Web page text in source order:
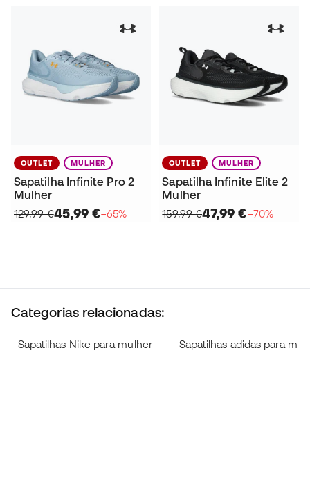
OUTLET MULHER
Sapatilha Infinite Pro 2
Mulher
129,99 €45,99 €−65%
OUTLET MULHER
Sapatilha Infinite Elite 2
Mulher
159,99 €47,99 €−70%
Categorias relacionadas:
Sapatilhas Nike para mulher Sapatilhas adidas para